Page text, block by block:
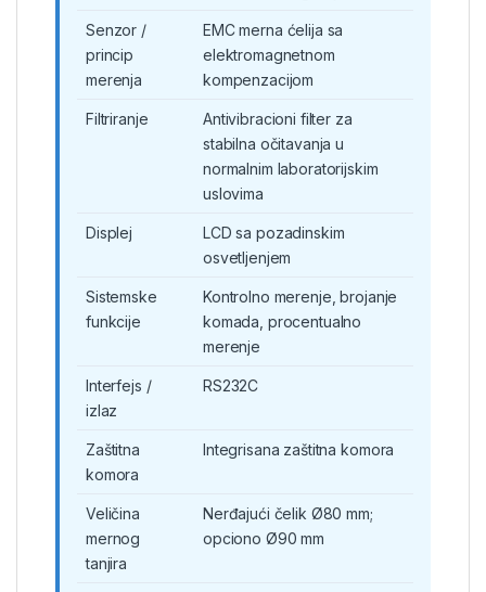
Senzor /
princip
merenja
EMC merna ćelija sa
elektromagnetnom
kompenzacijom
Filtriranje
Antivibracioni filter za
stabilna očitavanja u
normalnim laboratorijskim
uslovima
Displej
LCD sa pozadinskim
osvetljenjem
Sistemske
funkcije
Kontrolno merenje, brojanje
komada, procentualno
merenje
Interfejs /
izlaz
RS232C
Zaštitna
komora
Integrisana zaštitna komora
Veličina
mernog
tanjira
Nerđajući čelik Ø80 mm;
opciono Ø90 mm